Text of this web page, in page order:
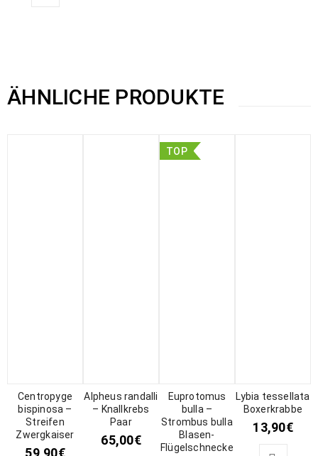
ÄHNLICHE PRODUKTE
Centropyge
bispinosa –
Streifen
Zwergkaiser
59,90€
Alpheus randalli
– Knallkrebs
Paar
65,00€
TOP
Euprotomus
bulla –
Strombus bulla
Blasen-
Flügelschnecke
Lybia tessellata
Boxerkrabbe
13,90€